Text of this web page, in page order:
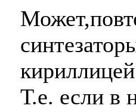
Т.е. если в